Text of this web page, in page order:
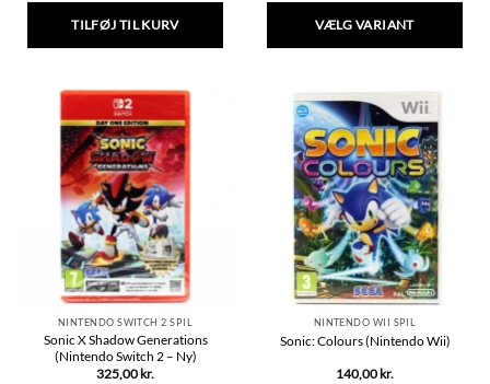
TILFØJ TIL KURV
VÆLG VARIANT
har
flere
varianter.
Mulighederne
kan
vælges
på
varesiden
NINTENDO SWITCH 2 SPIL
Sonic X Shadow Generations
(Nintendo Switch 2 – Ny)
325,00 kr.
NINTENDO WII SPIL
Sonic: Colours (Nintendo Wii)
140,00 kr.